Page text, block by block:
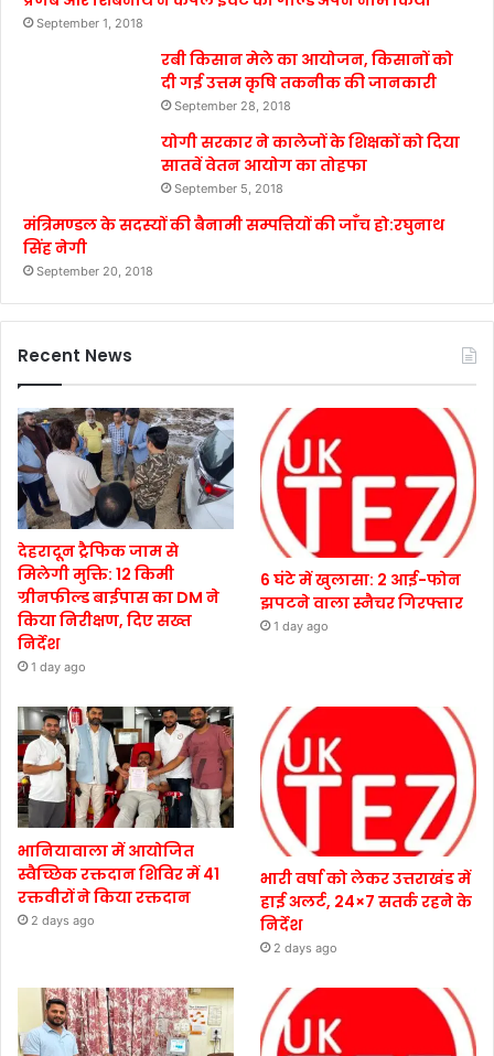
September 1, 2018
रबी किसान मेले का आयोजन, किसानों को
दी गई उत्तम कृषि तकनीक की जानकारी
September 28, 2018
योगी सरकार ने कालेजों के शिक्षकों को दिया
सातवें वेतन आयोग का तोहफा
September 5, 2018
मंत्रिमण्डल के सदस्यों की बैनामी सम्पत्तियों की जाँच हो:रघुनाथ
सिंह नेगी
September 20, 2018
Recent News
देहरादून ट्रैफिक जाम से
मिलेगी मुक्ति: 12 किमी
ग्रीनफील्ड बाईपास का DM ने
किया निरीक्षण, दिए सख्त
निर्देश
1 day ago
6 घंटे में खुलासा: 2 आई-फोन
झपटने वाला स्नैचर गिरफ्तार
1 day ago
भानियावाला में आयोजित
स्वैच्छिक रक्तदान शिविर में 41
रक्तवीरों ने किया रक्तदान
2 days ago
भारी वर्षा को लेकर उत्तराखंड में
हाई अलर्ट, 24×7 सतर्क रहने के
निर्देश
2 days ago